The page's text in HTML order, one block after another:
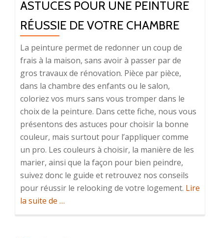
ASTUCES POUR UNE PEINTURE
RÉUSSIE DE VOTRE CHAMBRE
La peinture permet de redonner un coup de
frais à la maison, sans avoir à passer par de
gros travaux de rénovation. Pièce par pièce,
dans la chambre des enfants ou le salon,
coloriez vos murs sans vous tromper dans le
choix de la peinture. Dans cette fiche, nous vous
présentons des astuces pour choisir la bonne
couleur, mais surtout pour l’appliquer comme
un pro. Les couleurs à choisir, la manière de les
marier, ainsi que la façon pour bien peindre,
suivez donc le guide et retrouvez nos conseils
pour réussir le relooking de votre logement. Lire
la suite de à
…